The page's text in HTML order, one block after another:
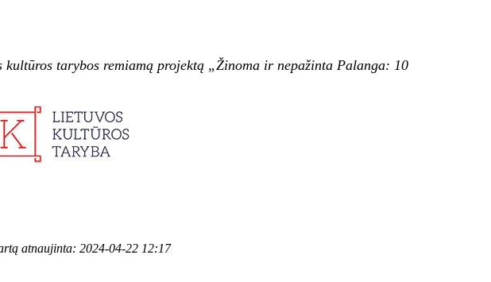
tarybos remiamą projektą „Žinoma ir nepažinta Palanga: 10
atnaujinta: 2024-04-22 12:17